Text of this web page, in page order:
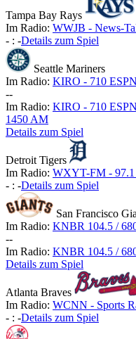
Tampa Bay Rays
Im Radio: WWJB - News-
- : -Details zum Spiel
Seattle Mariners
Im Radio: KIRO - 710
--
Im Radio: KIRO - 710
1450 AM
Details zum Spiel
Detroit Tigers
Im Radio: WXYT-FM - 97.1
- : -Details zum Spiel
San Francisco
Im Radio: KNBR 104.5 /
--
Im Radio: KNBR 104.5 /
Details zum Spiel
Atlanta Braves
Im Radio: WCNN - Sports
- : -Details zum Spiel